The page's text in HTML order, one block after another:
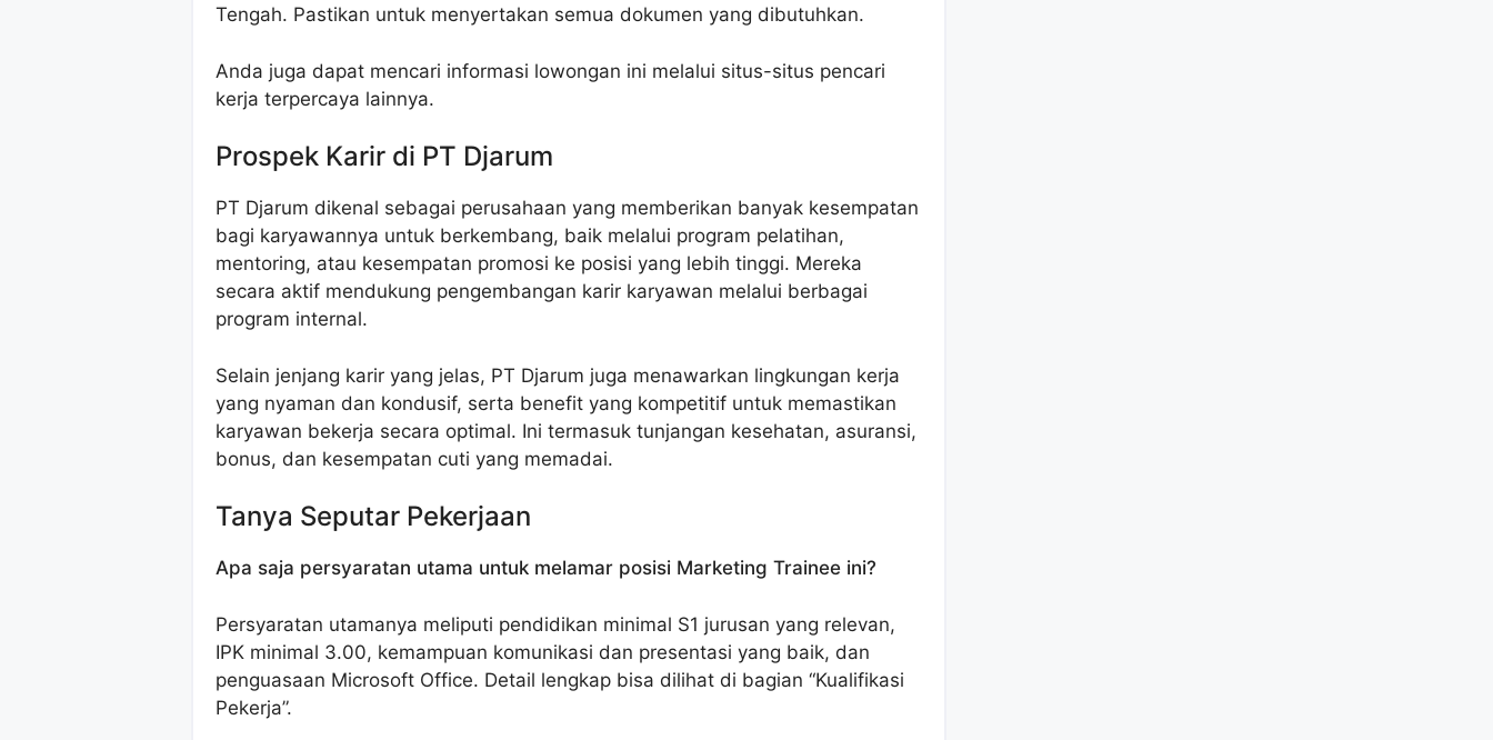
Tengah. Pastikan untuk menyertakan semua dokumen yang dibutuhkan.
Anda juga dapat mencari informasi lowongan ini melalui situs-situs pencari
kerja terpercaya lainnya.
Prospek Karir di PT Djarum
PT Djarum dikenal sebagai perusahaan yang memberikan banyak kesempatan
bagi karyawannya untuk berkembang, baik melalui program pelatihan,
mentoring, atau kesempatan promosi ke posisi yang lebih tinggi. Mereka
secara aktif mendukung pengembangan karir karyawan melalui berbagai
program internal.
Selain jenjang karir yang jelas, PT Djarum juga menawarkan lingkungan kerja
yang nyaman dan kondusif, serta benefit yang kompetitif untuk memastikan
karyawan bekerja secara optimal. Ini termasuk tunjangan kesehatan, asuransi,
bonus, dan kesempatan cuti yang memadai.
Tanya Seputar Pekerjaan
Apa saja persyaratan utama untuk melamar posisi Marketing Trainee ini?
Persyaratan utamanya meliputi pendidikan minimal S1 jurusan yang relevan,
IPK minimal 3.00, kemampuan komunikasi dan presentasi yang baik, dan
penguasaan Microsoft Office. Detail lengkap bisa dilihat di bagian “Kualifikasi
Pekerja”.